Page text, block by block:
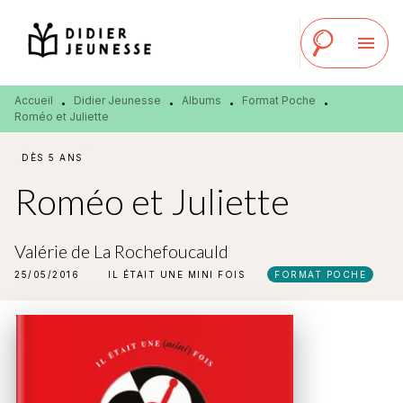
MENU RECHERCHE
PIED DE PAGE
menu
Accueil • Didier Jeunesse • Albums • Format Poche
•
Roméo et Juliette
DÈS 5 ANS
Roméo et Juliette
Valérie de La Rochefoucauld
25/05/2016 IL ÉTAIT UNE MINI FOIS FORMAT POCHE